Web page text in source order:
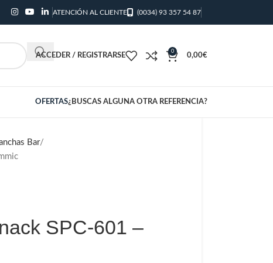
ATENCIÓN AL CLIENTE (0034) 93 357 54 87
ACCEDER / REGISTRARSE
0
0,00€
OFERTAS¿BUSCAS ALGUNA OTRA REFERENCIA?
Bar
SPC-601 –